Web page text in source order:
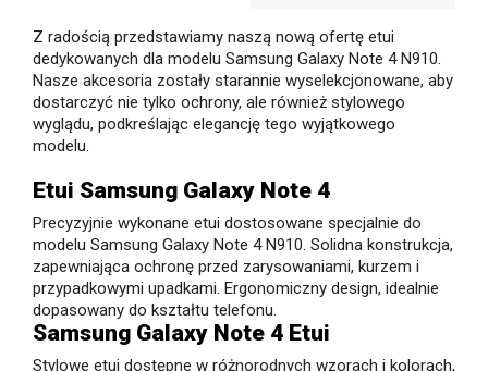
Z radością przedstawiamy naszą nową ofertę etui
dedykowanych dla modelu Samsung Galaxy Note 4 N910.
Nasze akcesoria zostały starannie wyselekcjonowane, aby
dostarczyć nie tylko ochrony, ale również stylowego
wyglądu, podkreślając elegancję tego wyjątkowego
modelu.
Etui Samsung Galaxy Note 4
Precyzyjnie wykonane etui dostosowane specjalnie do
modelu Samsung Galaxy Note 4 N910. Solidna konstrukcja,
zapewniająca ochronę przed zarysowaniami, kurzem i
przypadkowymi upadkami. Ergonomiczny design, idealnie
dopasowany do kształtu telefonu.
Samsung Galaxy Note 4 Etui
Stylowe etui dostępne w różnorodnych wzorach i kolorach,